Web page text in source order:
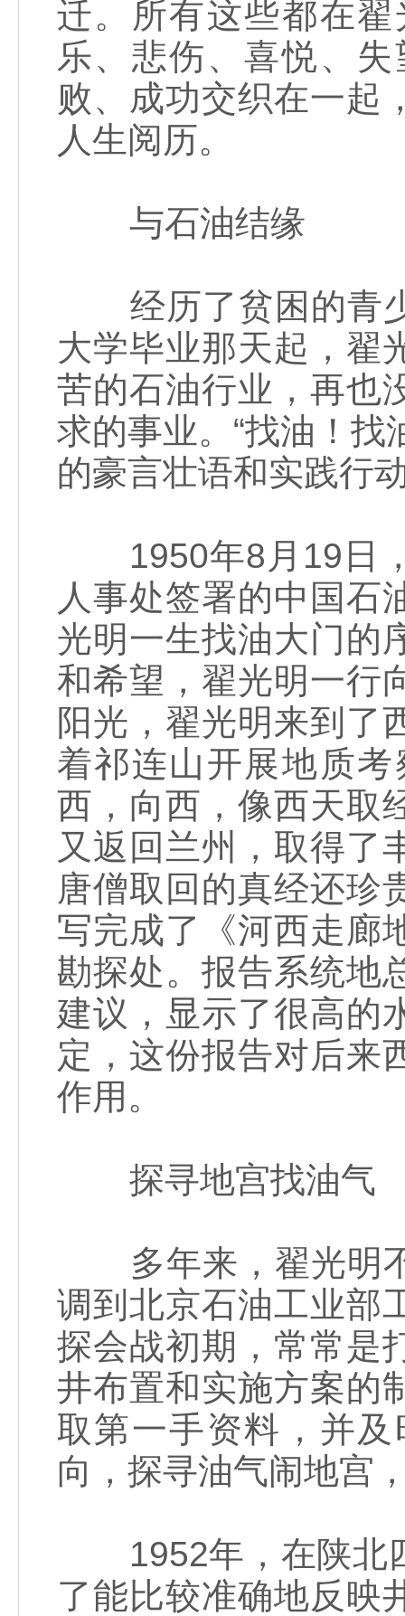
迁。所有这些都在
乐、悲伤、喜悦、
败、成功交织在一起
人生阅历。
与石油结缘
经历了贫困的青少
大学毕业那天起，翟
苦的石油行业，再也
求的事业。“找油！找
的豪言壮语和实践行
1950年8月19日，
人事处签署的中国石
光明一生找油大门的
和希望，翟光明一行
阳光，翟光明来到了
着祁连山开展地质
西，向西，像西天取
又返回兰州，取得了
唐僧取回的真经还珍
写完成了《河西走廊
勘探处。报告系统地
建议，显示了很高的
定，这份报告对后来
作用。
探寻地宫找油气
多年来，翟光明不
调到北京石油工业部
探会战初期，常常是
井布置和实施方案的
取第一手资料，并
向，探寻油气闹地宫
1952年，在陕北四
了能比较准确地反映